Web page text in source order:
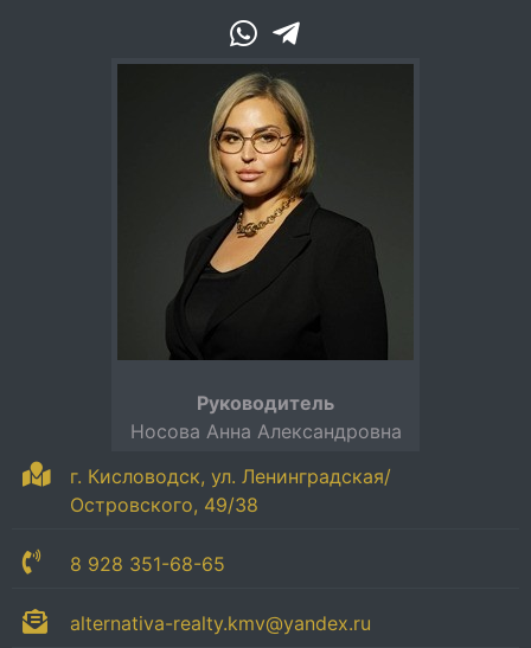
г. Кисловодск, ул. Ленинградская/
Островского, 49/38
8 928 351-68-65
alternativa-realty.kmv@yandex.ru
Руководитель
Носова Анна Александровна